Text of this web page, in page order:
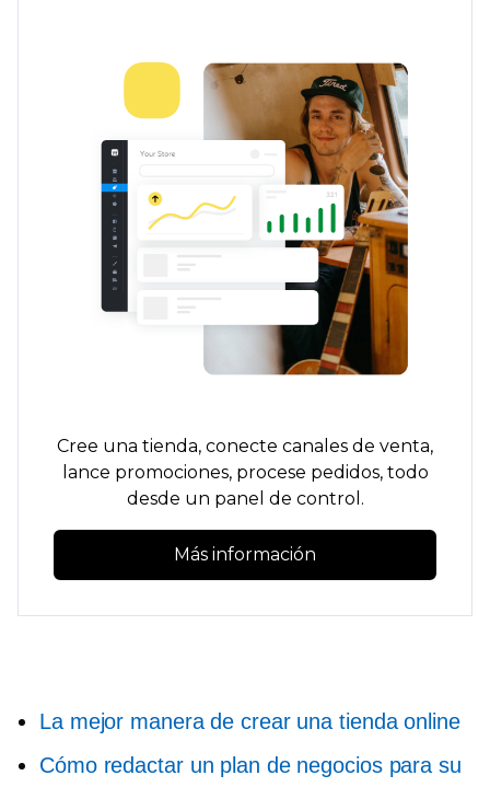
Cree una tienda, conecte canales de venta,
lance promociones, procese pedidos, todo
desde un panel de control.
Más información
La mejor manera de crear una tienda online
Cómo redactar un plan de negocios para su